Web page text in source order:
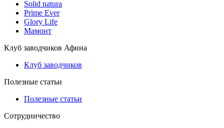
Solid natura
Prime Ever
Glory Life
Мамонт
Клуб заводчиков Афина
Клуб заводчиков
Полезные статьи
Полезные статьи
Сотрудничество